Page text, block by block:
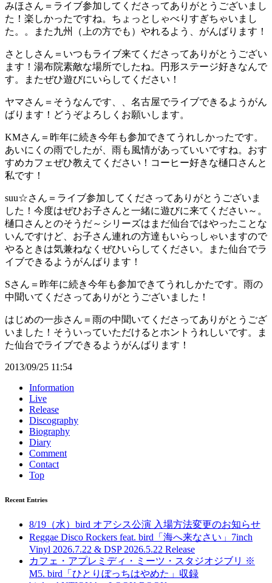
みほさん＝ライブ参加してくださってありがとうございまし
た！楽しかったですね。ちょっとしゃべりすぎちゃいまし
た。。また九州（上の方でも）やれるよう、がんばります！
さとしさん＝いつもライブ来てくださってありがとうござい
ます！湯布院素敵な場所でしたね。円形ステージ好きなんで
す。またぜひ遊びにいらしてください！
ヤマさん＝そうなんです、、名古屋でライブできるようがん
ばります！どうぞよろしくお願いします。
KMさん＝昨年に続き今年も参加できてうれしかったです。
あいにくの雨でしたが、雨も風情があっていいですね。おす
すめカフェぜひ教えてください！コーヒー好きな樋口さんと
私です！
suu☆さん＝ライブ参加してくださってありがとうございま
した！今度はぜひお子さんと一緒に遊びに来てください～。
樋口さんとのそうだ～シリーズはまだ仙台ではやったことな
いんですけど、お子さん連れの方達もいらっしゃいますので
やるときは気兼ねなくぜひいらしてください。また仙台でラ
イブできるようがんばります！
Sさん＝昨年に続き今年も参加できてうれしかたです。雨の
中聞いてくださってありがとうございました！
はじめの一歩さん＝雨の中聞いてくださってありがとうござ
いました！そういっていただけるとホントうれしいです。ま
た仙台でライブできるようがんばります！
2013/09/25 11:54
Information
Live
Release
Discography
Biography
Diary
Comment
Contact
Top
Recent Entries
8/19（水）bird オアシス公演 入場方法変更のお知らせ
Reggae Disco Rockers feat. bird「海へ来なさい」7inch
Vinyl 2026.7.22 & DSP 2026.5.22 Release
カフェ・アプレミディ・ミーツ・スタジオジブリ ※
M5. bird「ひとりぼっちはやめた」収録